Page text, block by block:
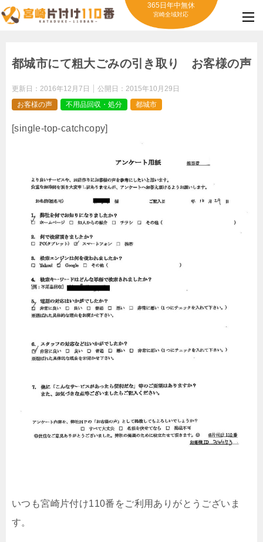
365日年中無休
宮崎全域対応
都城市にて粗大ごみの引き取り お客様の声
更新日： 2016年12月7日 公開日： 2015年10月29日
お客様の声
不用品回収・処分 都城市
[single-top-catchcopy]
いつも宮崎片付け110番をご利用ありがとうございま
す。